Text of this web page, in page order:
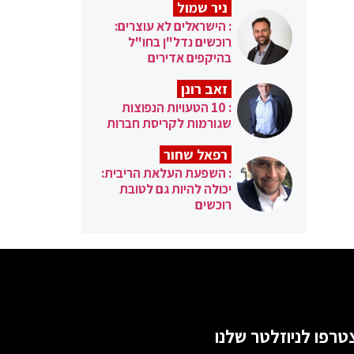
ניר שמול
: הישראלים לא עוצרים:
רוכשים נדל"ן בחו"ל
בהיקפים אדירים
זאב רונן
: 10 הטעויות הנפוצות
שגורמות לקריסת חברות
רפאל שחור
: השפעת העלאת הריבית:
יכולה להיות גם לטובת
רוכשים
לניוזלטר שלנו